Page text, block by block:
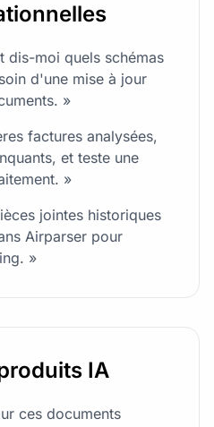
dis-moi quels schémas
d'une mise à jour
»
factures analysées,
et teste une
»
jointes historiques
Airparser pour
»
IA
ces documents